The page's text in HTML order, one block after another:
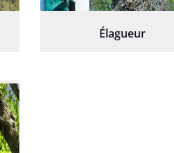
Élagueur